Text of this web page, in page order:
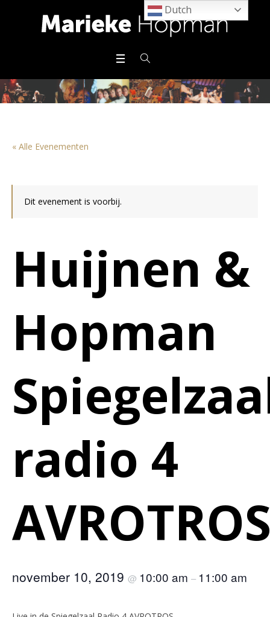
« Alle Evenementen
Dit evenement is voorbij.
Huijnen &
Hopman
radio 4
november 10, 2019 @ 10:00 am – 11:00 am
Dutch